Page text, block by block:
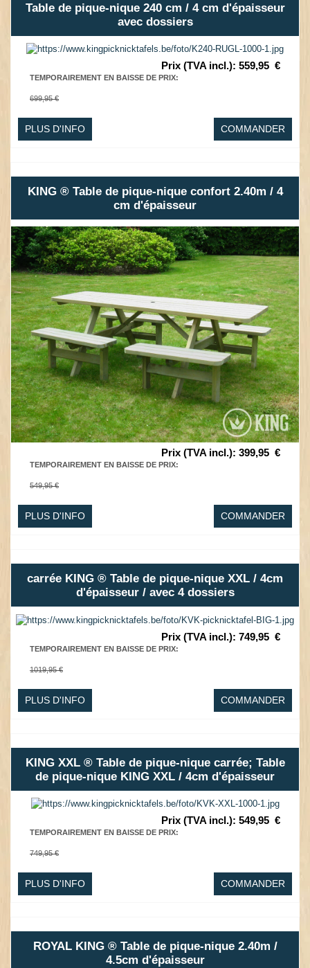
Table de pique-nique 240 cm / 4 cm d'épaisseur
avec dossiers
Prix (TVA incl.): 559,95 €
TEMPORAIREMENT EN BAISSE DE PRIX:
699,95 €
PLUS D'INFO COMMANDER
KING ® Table de pique-nique confort 2.40m / 4
cm d'épaisseur
Prix (TVA incl.): 399,95 €
TEMPORAIREMENT EN BAISSE DE PRIX:
549,95 €
PLUS D'INFO COMMANDER
carrée KING ® Table de pique-nique XXL / 4cm
d'épaisseur / avec 4 dossiers
Prix (TVA incl.): 749,95 €
TEMPORAIREMENT EN BAISSE DE PRIX:
1019,95 €
PLUS D'INFO COMMANDER
KING XXL ® Table de pique-nique carrée; Table
de pique-nique KING XXL / 4cm d'épaisseur
Prix (TVA incl.): 549,95 €
TEMPORAIREMENT EN BAISSE DE PRIX:
749,95 €
PLUS D'INFO COMMANDER
ROYAL KING ® Table de pique-nique 2.40m /
4.5cm d'épaisseur